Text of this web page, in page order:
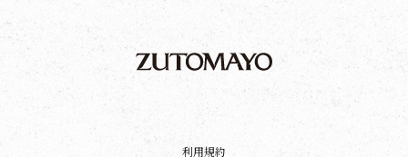
利用規約